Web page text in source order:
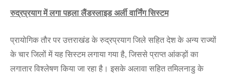
रुद्रप्रयाग में लगा पहला लैंडस्लाइड अर्ली वार्निंग सिस्टम
प्रायोगिक तौर पर उत्तराखंड के रुद्रप्रयाग जिले सहित देश के अन्य राज्यों
के चार जिलों में यह सिस्टम लगाया गया है, जिससे प्राप्त आंकड़ों का
लगातार विश्लेषण किया जा रहा है। इसके अलावा सहित तमिलनाडु के